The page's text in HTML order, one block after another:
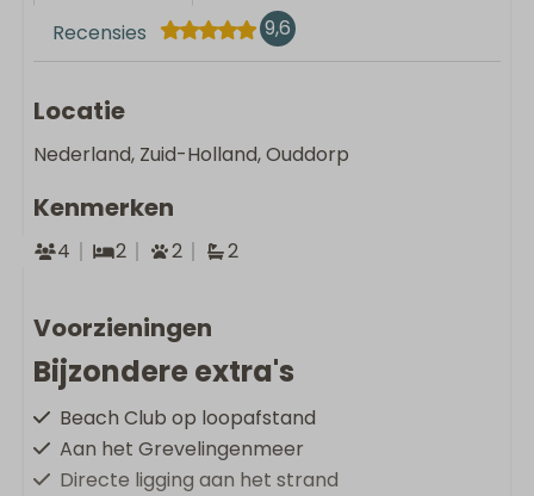
Recensies 9,6
Locatie
Nederland, Zuid-Holland, Ouddorp
Kenmerken
4 2 2 2
Voorzieningen
Bijzondere extra's
Beach Club op loopafstand
Aan het Grevelingenmeer
Directe ligging aan het strand